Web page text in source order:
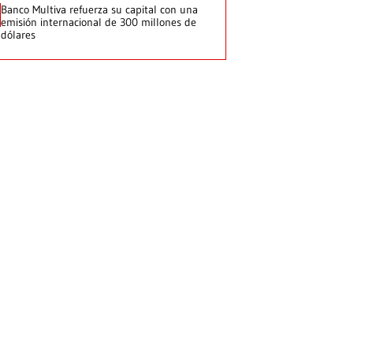
Banco Multiva refuerza su capital con una
emisión internacional de 300 millones de
dólares